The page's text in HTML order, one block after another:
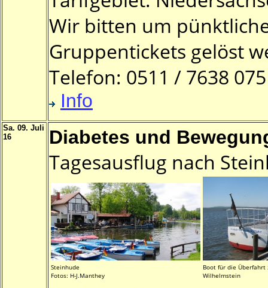
Wir bitten um
Gruppentickets gelöst
Telefon: 0511 / 7638
Info
Sa. 09. Juli
16
Diabetes und
Tagesausflug nach
Steinhude
Fotos: H-J.Manthey
Boot für die Überfahrt
Wilhelmstein